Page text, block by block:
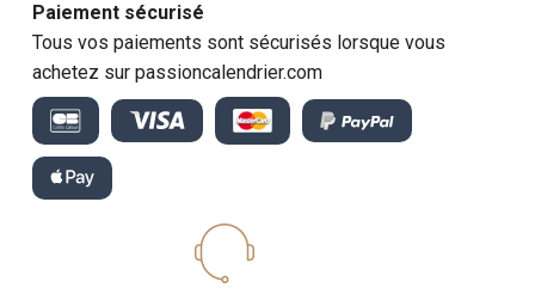
Paiement sécurisé
Tous vos paiements sont sécurisés lorsque vous
achetez sur passioncalendrier.com